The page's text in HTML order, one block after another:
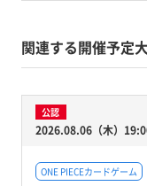
関連する開催予定
公認
2026.08.06（木）
ONE PIECEカードゲーム